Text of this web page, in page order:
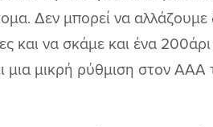
Δεν μπορεί να αλλάζουμε
και να σκάμε και ένα
μια μικρή ρύθμιση στον AAA